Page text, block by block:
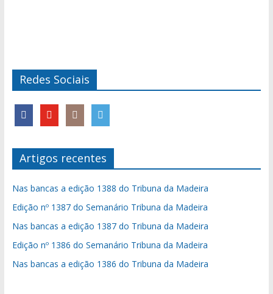
Redes Sociais
Artigos recentes
Nas bancas a edição 1388 do Tribuna da Madeira
Edição nº 1387 do Semanário Tribuna da Madeira
Nas bancas a edição 1387 do Tribuna da Madeira
Edição nº 1386 do Semanário Tribuna da Madeira
Nas bancas a edição 1386 do Tribuna da Madeira